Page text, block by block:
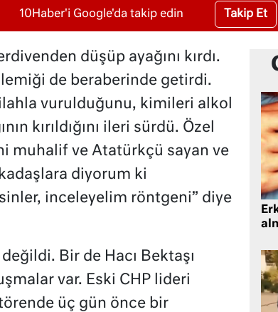
10Haber'i Google'da takip edin Takip Et
düşüp ayağını kırdı.
de beraberinde getirdi.
vurulduğunu, kimileri alkol
kırıldığını ileri sürdü. Özel
muhalif ve Atatürkçü sayan ve
diyorum ki
inceleyelim röntgeni” diye
Bir de Hacı Bektaşı
var. Eski CHP lideri
törende üç gün önce bir